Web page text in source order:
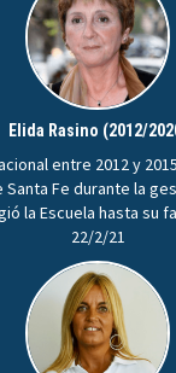
Elida Rasino (2012/
entre 2012 y
Santa Fe durante la
la Escuela hasta su
22/2/21